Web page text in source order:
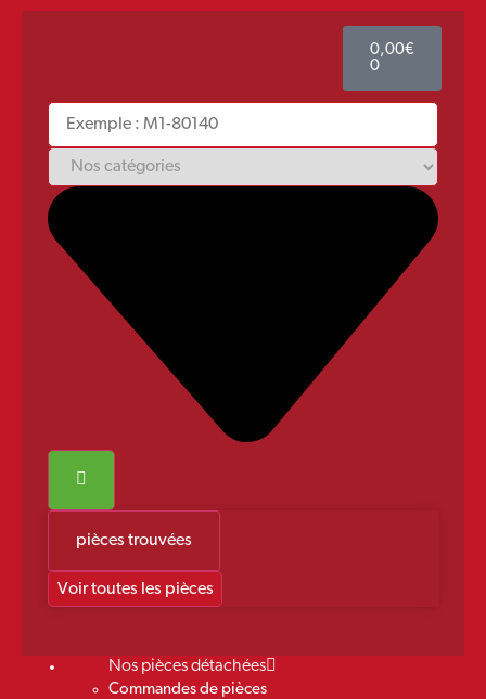
0,00€
0
pièces trouvées
Voir toutes les pièces
Nos pièces détachées
Commandes de pièces